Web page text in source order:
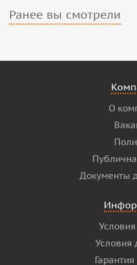
Ранее вы смотрели
О
Документы
Условия